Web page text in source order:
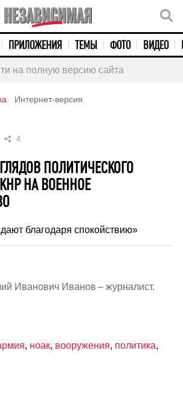
ПРИЛОЖЕНИЯ ТЕМЫ ФОТО ВИДЕО
на полную версию сайта
Интернет-версия
4
ПОЛИТИЧЕСКОГО
НА ВОЕННОЕ
благодаря спокойствию»
Иванович Иванов – журналист.
, ноак, вооружения, политика,